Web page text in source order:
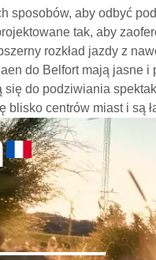
sposobów, aby odbyć
tak, aby
rozkład jazdy z
do Belfort mają jasne
do podziwiania
blisko centrów miast i są